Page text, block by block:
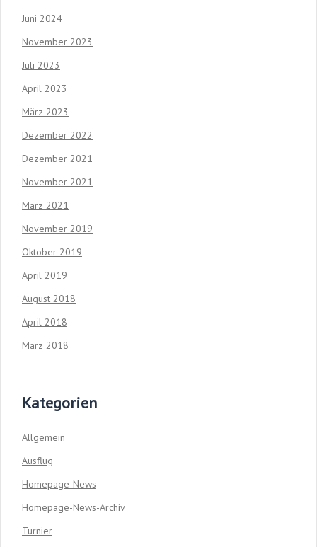
Juni 2024
November 2023
Juli 2023
April 2023
März 2023
Dezember 2022
Dezember 2021
November 2021
März 2021
November 2019
Oktober 2019
April 2019
August 2018
April 2018
März 2018
Kategorien
Allgemein
Ausflug
Homepage-News
Homepage-News-Archiv
Turnier